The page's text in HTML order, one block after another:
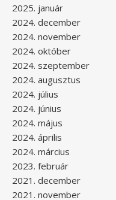
2025. január
2024. december
2024. november
2024. október
2024. szeptember
2024. augusztus
2024. július
2024. június
2024. május
2024. április
2024. március
2023. február
2021. december
2021. november